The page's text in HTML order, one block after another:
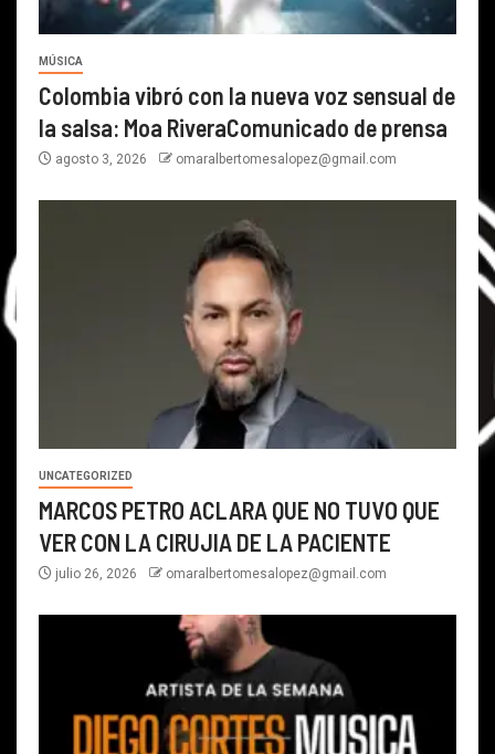
MÚSICA
Colombia vibró con la nueva voz sensual de
la salsa: Moa RiveraComunicado de prensa
agosto 3, 2026 omaralbertomesalopez@gmail.com
UNCATEGORIZED
MARCOS PETRO ACLARA QUE NO TUVO QUE
VER CON LA CIRUJIA DE LA PACIENTE
julio 26, 2026 omaralbertomesalopez@gmail.com